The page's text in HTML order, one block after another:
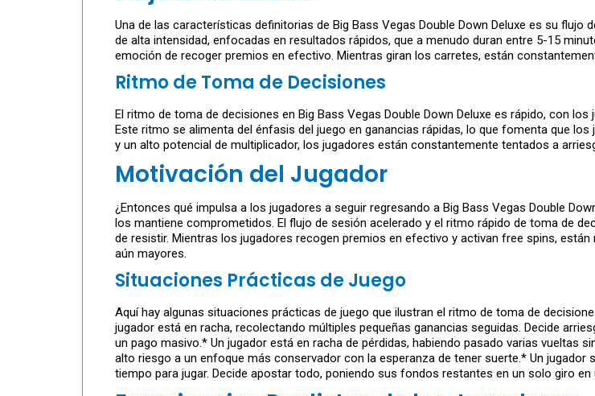
Una de las características definitorias de Big Bass Vegas Double Down Deluxe es su
de alta intensidad, enfocadas en resultados rápidos, que a menudo duran entre 5-15
emoción de recoger premios en efectivo. Mientras giran los carretes, están
Ritmo de Toma de Decisiones
El ritmo de toma de decisiones en Big Bass Vegas Double Down Deluxe es rápido, con
Este ritmo se alimenta del énfasis del juego en ganancias rápidas, lo que fomenta que
y un alto potencial de multiplicador, los jugadores están constantemente tentados a
Motivación del Jugador
¿Entonces qué impulsa a los jugadores a seguir regresando a Big Bass Vegas Double
los mantiene comprometidos. El flujo de sesión acelerado y el ritmo rápido de toma de
de resistir. Mientras los jugadores recogen premios en efectivo y activan free spins,
aún mayores.
Situaciones Prácticas de Juego
Aquí hay algunas situaciones prácticas de juego que ilustran el ritmo de toma de
jugador está en racha, recolectando múltiples pequeñas ganancias seguidas. Decide
un pago masivo.* Un jugador está en racha de pérdidas, habiendo pasado varias vueltas
alto riesgo a un enfoque más conservador con la esperanza de tener suerte.* Un
tiempo para jugar. Decide apostar todo, poniendo sus fondos restantes en un solo giro